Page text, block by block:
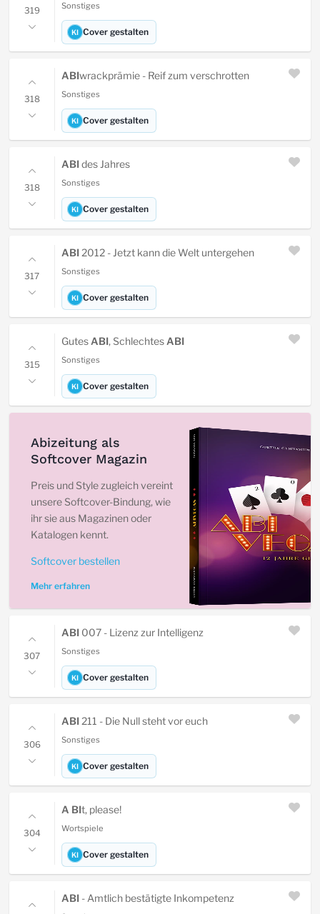
319 Sonstiges
KI Cover gestalten
318
ABIwrackprämie - Reif zum verschrotten
Sonstiges
KI Cover gestalten
318
ABIdes Jahres
Sonstiges
KI Cover gestalten
317
ABI2012 - Jetzt kann die Welt untergehen
Sonstiges
KI Cover gestalten
315
Gutes ABI, Schlechtes ABI
Sonstiges
KI Cover gestalten
Abizeitung als
Softcover Magazin
Preis und Style zugleich vereint
unsere Softcover-Bindung, wie
ihr sie aus Magazinen oder
Katalogen kennt.
Softcover bestellen
Mehr erfahren
307
ABI007 - Lizenz zur Intelligenz
Sonstiges
KI Cover gestalten
306
ABI211 - Die Null steht vor euch
Sonstiges
KI Cover gestalten
304
A BIt, please!
Wortspiele
KI Cover gestalten
ABI- Amtlich bestätigte Inkompetenz